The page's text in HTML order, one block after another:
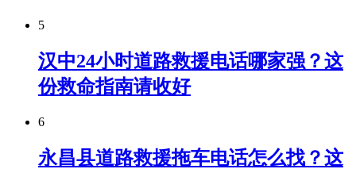
5
汉中24小时道路救援电话哪家强？这
份救命指南请收好
6
永昌县道路救援拖车电话怎么找？这